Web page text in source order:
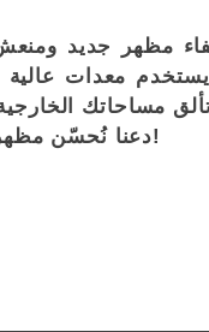
مظهر جديد
معدات عالية
مساحاتك
دعنا نُحسّن مظهر منزلك اليوم!